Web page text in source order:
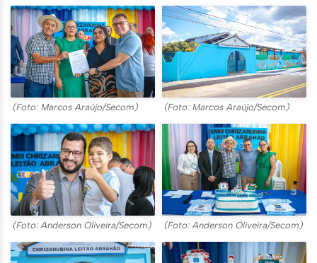
(Foto: Marcos Araújo/Secom) (Foto: Marcos Araújo/Secom)
(Foto: Anderson Oliveira/Secom) (Foto: Anderson Oliveira/Secom)